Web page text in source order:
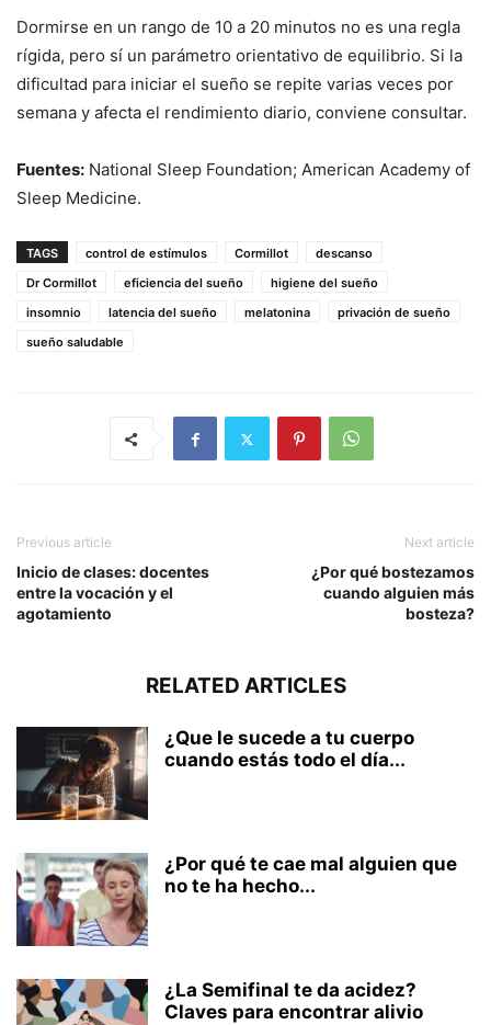
Dormirse en un rango de 10 a 20 minutos no es una regla
rígida, pero sí un parámetro orientativo de equilibrio. Si la
dificultad para iniciar el sueño se repite varias veces por
semana y afecta el rendimiento diario, conviene consultar.
Fuentes: National Sleep Foundation; American Academy of
Sleep Medicine.
TAGS control de estímulos Cormillot
descanso
Dr Cormillot
eficiencia del sueño
higiene del sueño
insomnio
latencia del sueño melatonina
privación de sueño
sueño saludable
Previous article
Inicio de clases: docentes
entre la vocación y el
agotamiento
Next article
¿Por qué bostezamos
cuando alguien más
bosteza?
RELATED ARTICLES
¿Que le sucede a tu cuerpo
cuando estás todo el día...
¿Por qué te cae mal alguien que
no te ha hecho...
¿La Semifinal te da acidez?
Claves para encontrar alivio